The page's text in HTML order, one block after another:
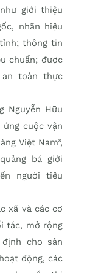
giới thiệu
nhãn hiệu
thông tin
chuẩn; được
toàn thực
Nguyễn Hữu
cuộc vận
Việt Nam”,
bá giới
người tiêu
xã và các cơ
tác, mở rộng
cho sản
động, các